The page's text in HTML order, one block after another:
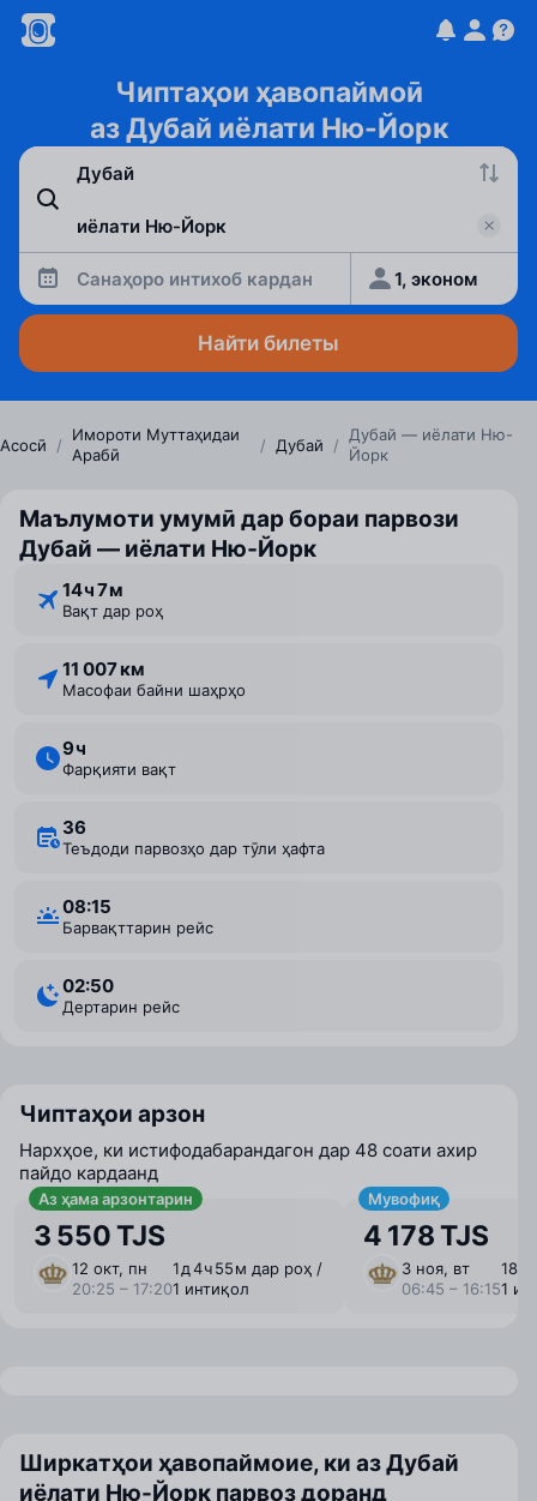
Чиптаҳои ҳавопаймоӣ
аз Дубай иёлати Ню-Йорк
Санаҳоро интихоб кардан 1, эконом
Найти билеты
Асосӣ /
Имороти Муттаҳидаи
Арабӣ
/ Дубай /
Дубай — иёлати Ню-
Йорк
Маълумоти умумӣ дар бораи парвози
Дубай — иёлати Ню‑Йорк
14 ⁠ч 7 ⁠м
Вақт дар роҳ
11 007 км
Масофаи байни шаҳрҳо
9 ⁠ч
Фарқияти вақт
36
Теъдоди парвозҳо дар тӯли ҳафта
08:15
Барвақттарин рейс
02:50
Дертарин рейс
Чиптаҳои арзон
Нархҳое, ки истифодабарандагон дар 48 соати ахир
пайдо кардаанд
Аз ҳама арзонтарин
3 550 TJS
12 окт, пн
20:25 – 17:20
1 ⁠д 4 ⁠ч 55 ⁠м дар роҳ /
1 интиқол
Мувофиқ
4 178 TJS
3 ноя, вт
06:45 – 16:15
18 ⁠ч
1
Ширкатҳои ҳавопаймоие, ки аз Дубай
иёлати Ню-Йорк парвоз доранд